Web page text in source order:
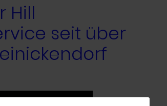
Hill
seit über